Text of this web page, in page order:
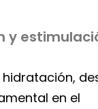
y
hidratación,
en el